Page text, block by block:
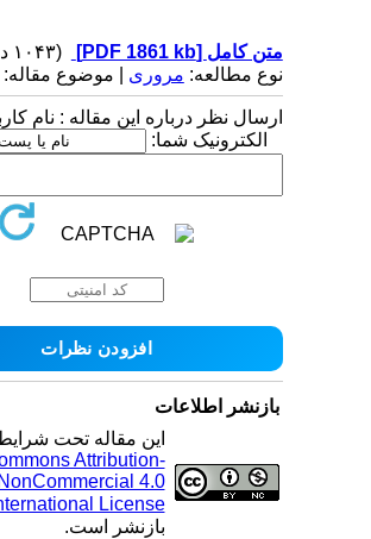
متن کامل[PDF 1861 kb]
نوع مطالعه:مروری| موضوع مقاله:
ارسال نظر درباره این مقاله : نام
الکترونیک شما:
بازنشر اطلاعات
این مقاله تحت شرایط
Attribution-
NonCommercial 4.0
International License
بازنشر است.